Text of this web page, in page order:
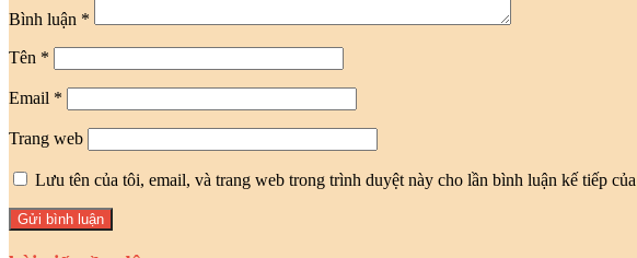
Bình luận *
Tên *
Email *
Trang web
Lưu tên của tôi, email, và trang web trong trình duyệt này cho lần bình luận kế tiếp